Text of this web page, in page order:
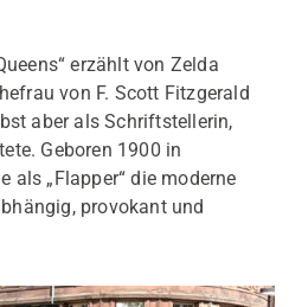
erzählt von Zelda
von F. Scott Fitzgerald
aber als Schriftstellerin,
Geboren 1900 in
als „Flapper“ die moderne
provokant und